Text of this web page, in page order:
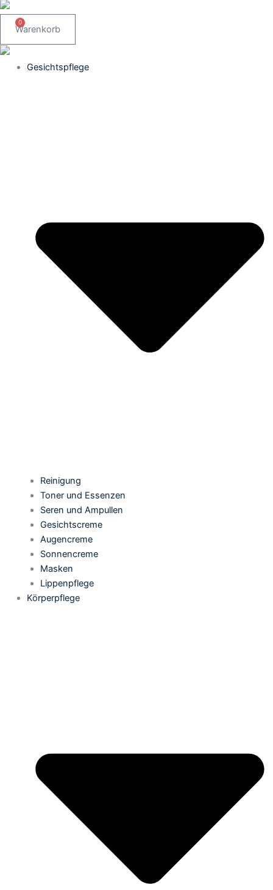
0
Warenkorb
Gesichtspflege
Reinigung
Toner und Essenzen
Seren und Ampullen
Gesichtscreme
Augencreme
Sonnencreme
Masken
Lippenpflege
Körperpflege